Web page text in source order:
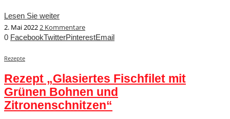
Lesen Sie weiter
2. Mai 20222 Kommentare
0 FacebookTwitterPinterestEmail
Rezepte
Rezept „Glasiertes Fischfilet mit
Grünen Bohnen und
Zitronenschnitzen“